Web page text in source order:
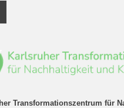
Transformationszentrum für
ProfilProfil